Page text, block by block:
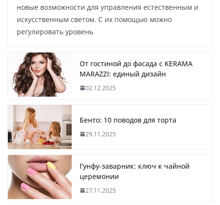
новые возможности для управления естественным и
искусственным светом. С их помощью можно
регулировать уровень
От гостиной до фасада с KERAMA
MARAZZI: единый дизайн
02.12.2025
Бенто: 10 поводов для торта
29.11.2025
Гунфу-заварник: ключ к чайной
церемонии
27.11.2025